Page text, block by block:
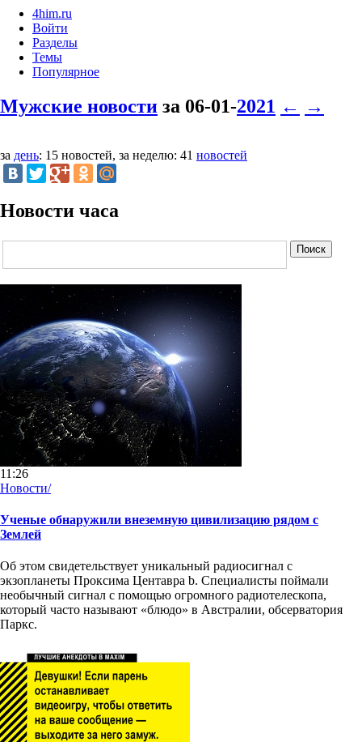
4him.ru
Войти
Разделы
Темы
Популярное
Мужские новости за 06-01-2021 ← →
за день: 15 новостей, за неделю: 41 новостей
Новости часа
11:26
Новости/
Ученые обнаружили внеземную цивилизацию рядом с
Землей
Об этом свидетельствует уникальный радиосигнал с
экзопланеты Проксима Центавра b. Специалисты поймали
необычный сигнал с помощью огромного радиотелескопа,
который часто называют «блюдо» в Австралии, обсерватория
Паркс.